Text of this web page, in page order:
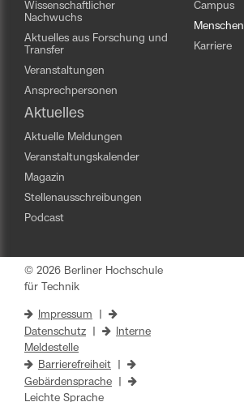
Wissenschaftlicher
Nachwuchs
Aktuelles aus Forschung und
Transfer
Veranstaltungen
Ansprechpersonen
Campus
Menschen
Karriere
Aktuelles
Aktuelle Meldungen
Veranstaltungskalender
Magazin
Stellenausschreibungen
Podcast
© 2026 Berliner Hochschule
für Technik
Impressum
Datenschutz
Interne
Meldestelle
Barrierefreiheit
Gebärdensprache
Leichte Sprache